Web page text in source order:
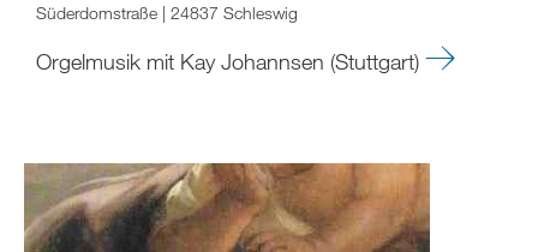
Süderdomstraße | 24837 Schleswig
Orgelmusik mit Kay Johannsen (Stuttgart)